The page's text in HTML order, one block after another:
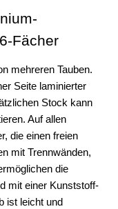
Fächer
mehreren Tauben.
Seite laminierter
Stock kann
Auf allen
die einen freien
mit Trennwänden,
die
mit einer Kunststoff-
ist leicht und